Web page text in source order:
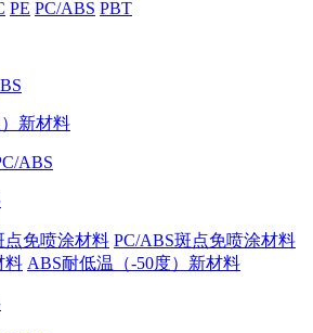
PE PC/ABS PBT
新材料
ABS
点免喷涂材料 PC/ABS斑点免喷涂材料
料 ABS耐低温（-50度）新材料